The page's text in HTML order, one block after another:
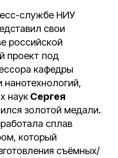
службе НИУ
свои
российской
проект под
кафедры
нанотехнологий,
наук Сергея
золотой медали.
сплав
который
съёмных/